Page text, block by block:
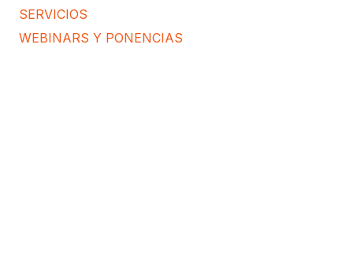
SERVICIOS
WEBINARS Y PONENCIAS